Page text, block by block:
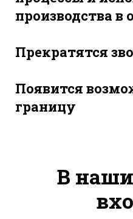
производства в
Прекратятся
Появится
границу
В